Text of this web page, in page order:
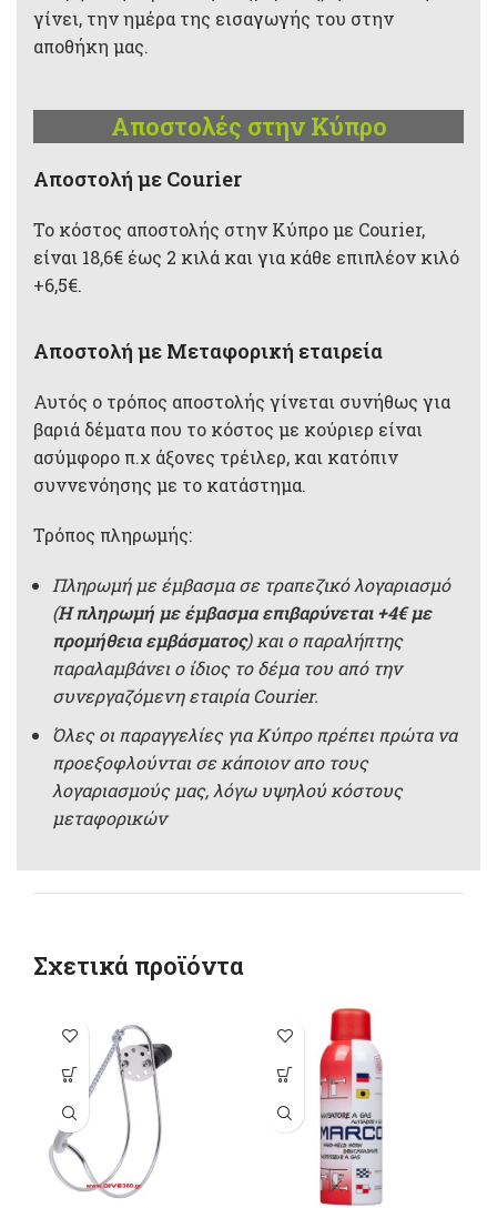
γίνει, την ημέρα της εισαγωγής του στην
αποθήκη μας.
Αποστολές στην Κύπρο
Aποστολή με Courier
Το κόστος αποστολής στην Κύπρο με Courier,
είναι 18,6€ έως 2 κιλά και για κάθε επιπλέον κιλό
+6,5€.
Αποστολή με Μεταφορική εταιρεία
Αυτός ο τρόπος αποστολής γίνεται συνήθως για
βαριά δέματα που το κόστος με κούριερ είναι
ασύμφορο π.χ άξονες τρέιλερ, και κατόπιν
συννενόησης με το κατάστημα.
Τρόπος πληρωμής:
Πληρωμή με έμβασμα σε τραπεζικό λογαριασμό
(Η πληρωμή με έμβασμα επιβαρύνεται +4€ με
προμήθεια εμβάσματος) και ο παραλήπτης
παραλαμβάνει ο ίδιος το δέμα του από την
συνεργαζόμενη εταιρία Courier.
Όλες οι παραγγελίες για Κύπρο πρέπει πρώτα να
προεξοφλούνται σε κάποιον απο τους
λογαριασμούς μας, λόγω υψηλού κόστους
μεταφορικών
Σχετικά προϊόντα